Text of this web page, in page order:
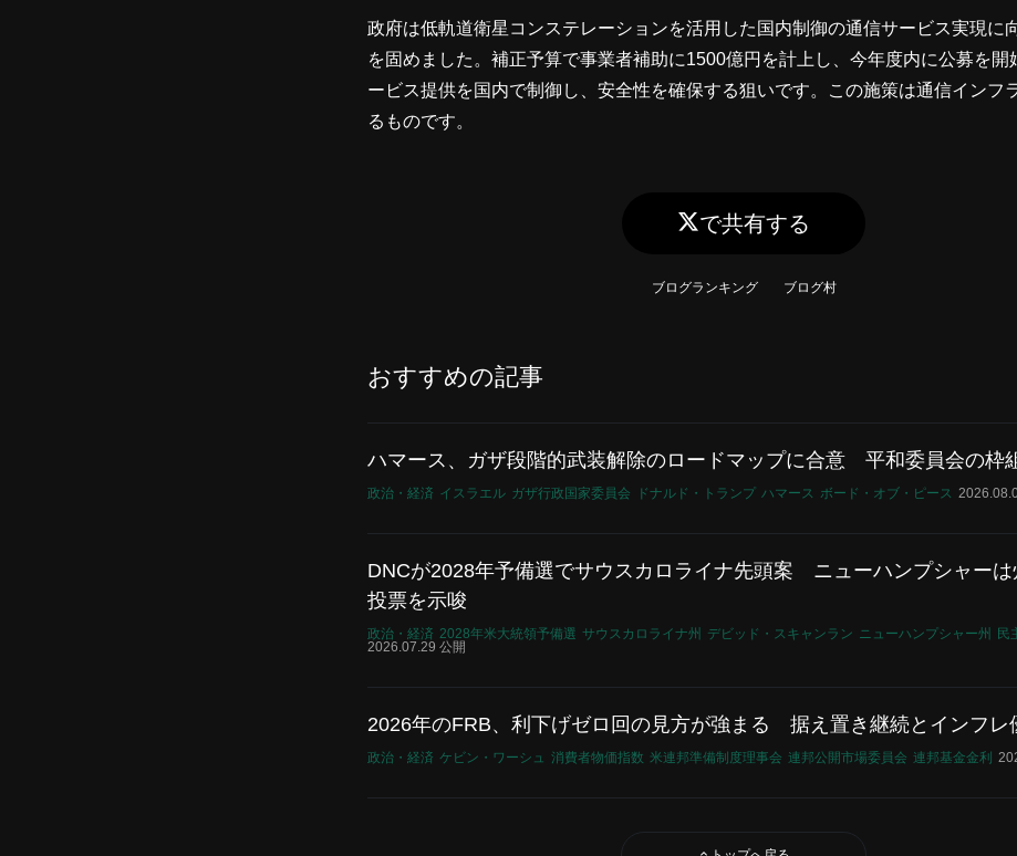
政府は低軌道衛星コンステレーションを活用した国内制御の通信サービス実現に
を固めました。補正予算で事業者補助に1500億円を計上し、今年度内に公募を開
ービス提供を国内で制御し、安全性を確保する狙いです。この施策は通信インフ
るものです。
で共有する
ブログランキング ブログ村
おすすめの記事
ハマース、ガザ段階的武装解除のロードマップに合意 平和委員会の枠
政治・経済 イスラエル ガザ行政国家委員会 ドナルド・トランプ ハマース ボード・オブ・ピース
DNCが2028年予備選でサウスカロライナ先頭案 ニューハンプシャーは
投票を示唆
政治・経済 2028年米大統領予備選 サウスカロライナ州 デビッド・スキャンラン ニューハンプシャー州
民
2026.07.29 公開
2026年のFRB、利下げゼロ回の見方が強まる 据え置き継続とインフレ
政治・経済 ケビン・ワーシュ 消費者物価指数 米連邦準備制度理事会 連邦公開市場委員会 連邦基金金利